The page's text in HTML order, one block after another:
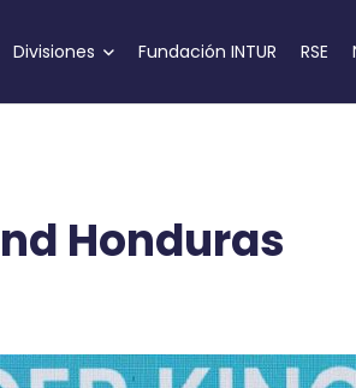
Divisiones Fundación INTUR RSE
Honduras